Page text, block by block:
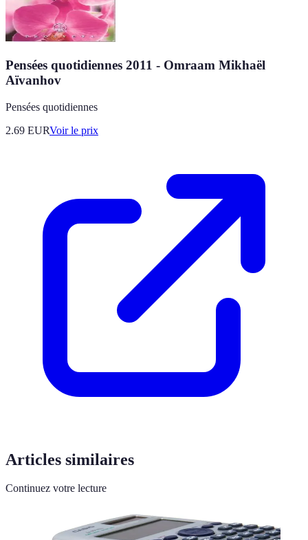
Pensées quotidiennes 2011 - Omraam Mikhaël
Aïvanhov
Pensées quotidiennes
2.69 EURVoir le prix
Articles similaires
Continuez votre lecture